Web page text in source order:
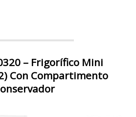
– Frigorífico Mini
Con Compartimento